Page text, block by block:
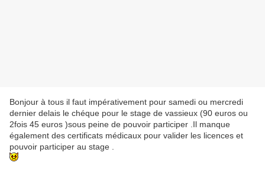
Bonjour à tous il faut impérativement pour samedi ou mercredi
dernier delais le chéque pour le stage de vassieux (90 euros ou
2fois 45 euros )sous peine de pouvoir participer .Il manque
également des certificats médicaux pour valider les licences et
pouvoir participer au stage .